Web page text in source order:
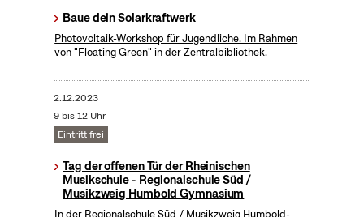
Baue dein Solarkraftwerk
​Photovoltaik-Workshop für Jugendliche. Im Rahmen
von "Floating Green" in der Zentralbibliothek.
2.12.2023
9 bis 12 Uhr
Eintritt frei
Tag der offenen Tür der Rheinischen
Musikschule - Regionalschule Süd /
Musikzweig Humbold Gymnasium